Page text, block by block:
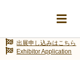
出展申し込みはこちら
Exhibitor Application